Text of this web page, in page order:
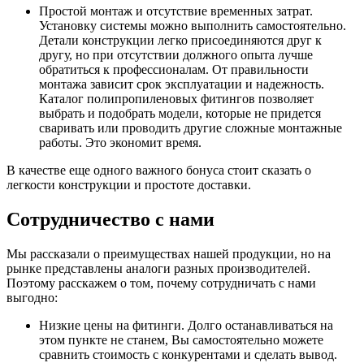
Простой монтаж и отсутствие временных затрат.
Установку системы можно выполнить самостоятельно.
Детали конструкции легко присоединяются друг к
другу, но при отсутствии должного опыта лучше
обратиться к профессионалам. От правильности
монтажа зависит срок эксплуатации и надежность.
Каталог полипропиленовых фитингов позволяет
выбрать и подобрать модели, которые не придется
сваривать или проводить другие сложные монтажные
работы. Это экономит время.
В качестве еще одного важного бонуса стоит сказать о
легкости конструкции и простоте доставки.
Сотрудничество с нами
Мы рассказали о преимуществах нашей продукции, но на
рынке представлены аналоги разных производителей.
Поэтому расскажем о том, почему сотрудничать с нами
выгодно:
Низкие цены на фитинги. Долго останавливаться на
этом пункте не станем, Вы самостоятельно можете
сравнить стоимость с конкурентами и сделать вывод.